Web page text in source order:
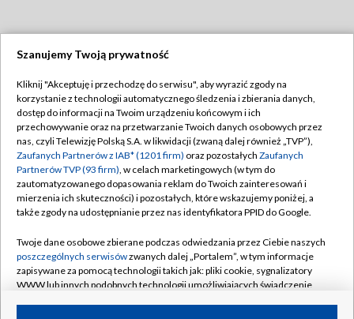
TVP
Abonament TVP
Emisja w TVP
Centrum informacji TVP
Naziemna Telewizja Cyfrowa
Rada Programowa
System NOS
Informacje o nadawcy
Regulamin TVP
Polityka prywatności
Moje zgody
Pomoc
Kontakt
Kanały
Szanujemy Twoją prywatność
Kliknij "Akceptuję i przechodzę do serwisu", aby wyrazić zgody na
korzystanie z technologii automatycznego śledzenia i zbierania danych,
dostęp do informacji na Twoim urządzeniu końcowym i ich
przechowywanie oraz na przetwarzanie Twoich danych osobowych przez
nas, czyli Telewizję Polską S.A. w likwidacji (zwaną dalej również „TVP”),
Zaufanych Partnerów z IAB* (1201 firm) oraz pozostałych Zaufanych
Partnerów TVP (93 firm), w celach marketingowych (w tym do
zautomatyzowanego dopasowania reklam do Twoich zainteresowań i
mierzenia ich skuteczności) i pozostałych, które wskazujemy poniżej, a
także zgody na udostępnianie przez nas identyfikatora PPID do Google.
Twoje dane osobowe zbierane podczas odwiedzania przez Ciebie naszych
poszczególnych serwisówzwanych dalej „Portalem”, w tym informacje
zapisywane za pomocą technologii takich jak: pliki cookie, sygnalizatory
WWW lub innych podobnych technologii umożliwiających świadczenie